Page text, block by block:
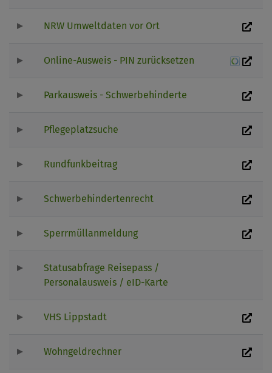
NRW Umweltdaten vor Ort
Online-Ausweis - PIN zurücksetzen
Parkausweis - Schwerbehinderte
Pflegeplatzsuche
Rundfunkbeitrag
Schwerbehindertenrecht
Sperrmüllanmeldung
Statusabfrage Reisepass /
Personalausweis / eID-Karte
VHS Lippstadt
Wohngeldrechner